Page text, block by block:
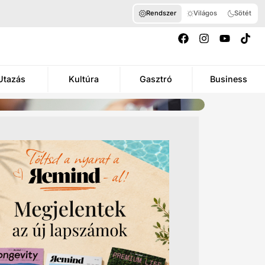
Rendszer Világos Sötét
Kultúra Gasztró Business